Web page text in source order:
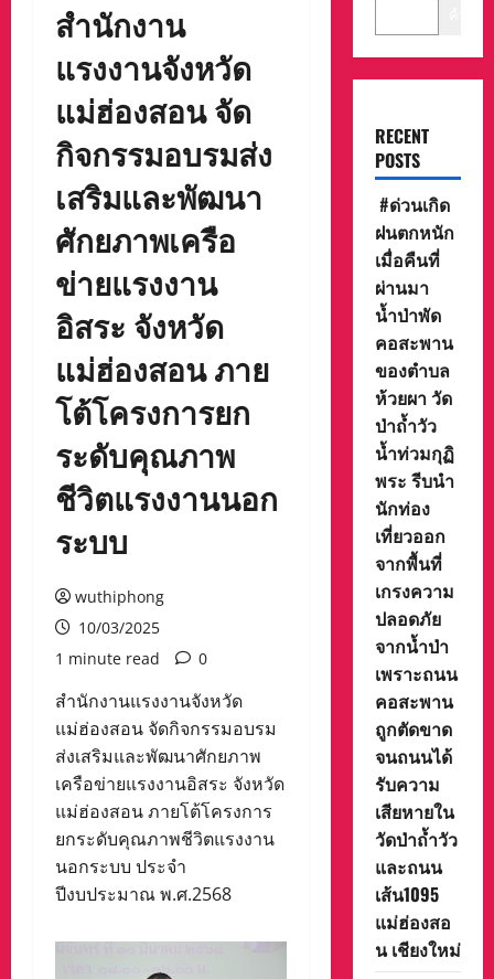
สํานักงาน
แรงงานจังหวัด
แม่ฮ่องสอน จัด
กิจกรรมอบรมส่ง
เสริมและพัฒนา
ศักยภาพเครือ
ข่ายแรงงาน
อิสระ จังหวัด
แม่ฮ่องสอน ภาย
โต้โครงการยก
ระดับคุณภาพ
ชีวิตแรงงานนอก
ระบบ
wuthiphong
10/03/2025
1 minute read
0
สํานักงานแรงงานจังหวัด
แม่ฮ่องสอน จัดกิจกรรมอบรม
ส่งเสริมและพัฒนาศักยภาพ
เครือข่ายแรงงานอิสระ จังหวัด
แม่ฮ่องสอน ภายโต้โครงการ
ยกระดับคุณภาพชีวิตแรงงาน
นอกระบบ ประจำ
ปีงบประมาณ พ.ศ.2568
RECENT
POSTS
#ด่วนเกิด
ฝนตกหนัก
เมื่อคืนที่
ผ่านมา
น้ำป่าพัด
คอสะพาน
ของตำบล
ห้วยผา วัด
ป่าถ้ำวัว
น้ำท่วมกุฏิ
พระ รีบนำ
นักท่อง
เที่ยวออก
จากพื้นที่
เกรงความ
ปลอดภัย
จากน้ำป่า
เพราะถนน
คอสะพาน
ถูกตัดขาด
จนถนนได้
รับความ
เสียหายใน
วัดป่าถ้ำวัว
และถนน
เส้น1095
แม่ฮ่องสอ
น เชียงใหม่